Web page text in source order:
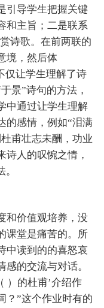
引导学生把握关键
和主旨；二是联系
诗歌。在前两联的
境，然后体
仅让学生理解了诗
景”诗句的方法，
中通过让学生理解
的感情，例如“泪满
甫壮志未酬，功业
诗人的叹惋之情，
和价值观培养，没
课堂是痛苦的。所
中读到的的喜怒哀
的交流与对话。
）的杜甫’介绍作
？”这个作业时有的